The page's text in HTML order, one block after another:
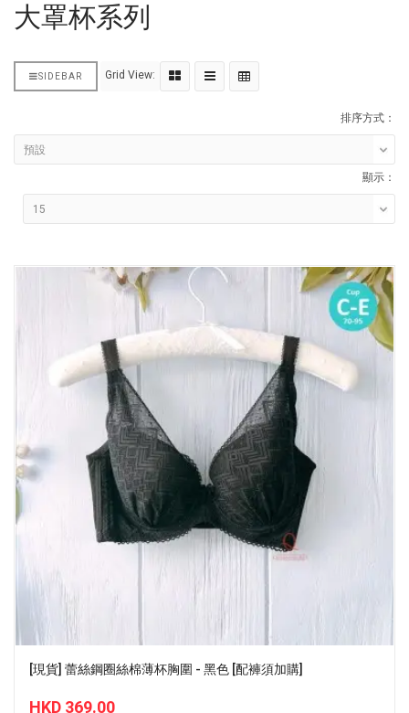
大罩杯系列
SIDEBAR Grid View:
排序方式：
顯示：
[現貨] 蕾絲鋼圈絲棉薄杯胸圍 - 黑色 [配褲須加購]
HKD 369.00